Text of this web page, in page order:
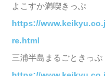
よこすか満喫きっ
https://
re.html
三浦半島まるごときっ